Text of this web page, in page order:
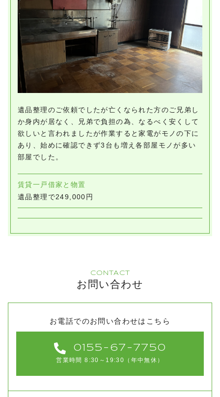
遺品整理のご依頼でしたが亡くなられた方のご兄弟し
か身内が居なく、兄弟で負担の為、なるべく安くして
欲しいと言われましたが作業すると家電がモノの下に
あり、始めに確認できず3台も増え各部屋モノが多い
部屋でした。
賃貸一戸借家と物置
遺品整理で249,000円
CONTACT
お問い合わせ
お電話でのお問い合わせはこちら
0155-67-7750
営業時間 8:30～19:30（年中無休）